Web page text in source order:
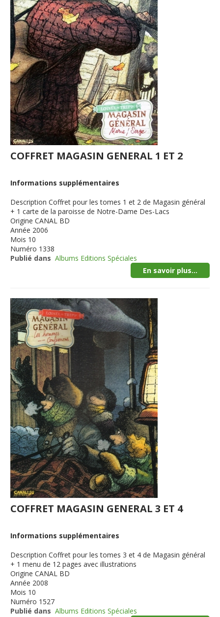
COFFRET MAGASIN GENERAL 1 ET 2
Informations supplémentaires
Description Coffret pour les tomes 1 et 2 de Magasin général
+ 1 carte de la paroisse de Notre-Dame Des-Lacs
Origine CANAL BD
Année 2006
Mois 10
Numéro 1338
Publié dans Albums Editions Spéciales
En savoir plus...
COFFRET MAGASIN GENERAL 3 ET 4
Informations supplémentaires
Description Coffret pour les tomes 3 et 4 de Magasin général
+ 1 menu de 12 pages avec illustrations
Origine CANAL BD
Année 2008
Mois 10
Numéro 1527
Publié dans Albums Editions Spéciales